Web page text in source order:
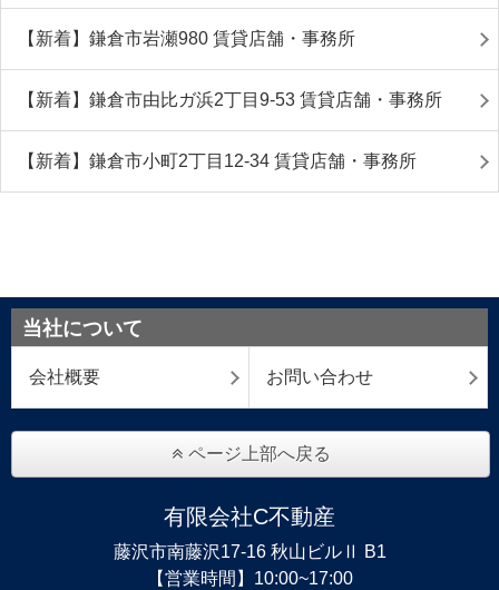
【新着】鎌倉市岩瀬980 賃貸店舗・事務所
【新着】鎌倉市由比ガ浜2丁目9-53 賃貸店舗・事務所
【新着】鎌倉市小町2丁目12-34 賃貸店舗・事務所
当社について
会社概要 お問い合わせ
ページ上部へ戻る
有限会社C不動産
藤沢市南藤沢17-16 秋山ビルⅡ B1
【営業時間】10:00~17:00